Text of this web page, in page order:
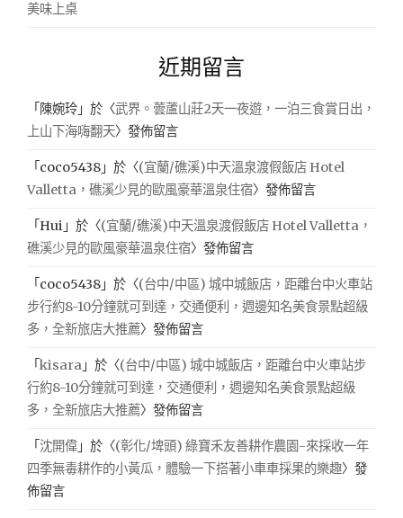
美味上桌
近期留言
「 陳婉玲 」於〈武界。蕓蘆山莊2天一夜遊，一泊三食賞日出，
上山下海嗨翻天〉發佈留言
「 coco5438 」於〈(宜蘭/礁溪)中天溫泉渡假飯店 Hotel
Valletta，礁溪少見的歐風豪華溫泉住宿〉發佈留言
「Hui 」於〈(宜蘭/礁溪)中天溫泉渡假飯店 Hotel Valletta，
礁溪少見的歐風豪華溫泉住宿〉發佈留言
「 coco5438 」於〈(台中/中區) 城中城飯店，距離台中火車站
步行約8-10分鐘就可到達，交通便利，週邊知名美食景點超級
多，全新旅店大推薦〉發佈留言
「kisara 」於〈(台中/中區) 城中城飯店，距離台中火車站步
行約8-10分鐘就可到達，交通便利，週邊知名美食景點超級
多，全新旅店大推薦〉發佈留言
「沈開偉 」於〈(彰化/埤頭) 綠寶禾友善耕作農園-來採收一年
四季無毒耕作的小黃瓜，體驗一下搭著小車車採果的樂趣〉發
佈留言